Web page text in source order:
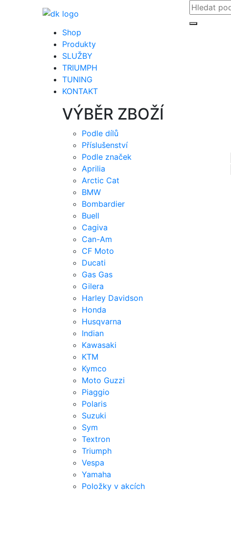
Shop
Produkty
SLUŽBY
TRIUMPH
TUNING
KONTAKT
VÝBĚR ZBOŽÍ
Podle dílů
Příslušenství
Podle značek
Aprilia
Arctic Cat
BMW
Bombardier
Buell
Cagiva
Can-Am
CF Moto
Ducati
Gas Gas
Gilera
Harley Davidson
Honda
Husqvarna
Indian
Kawasaki
KTM
Kymco
Moto Guzzi
Piaggio
Polaris
Suzuki
Sym
Textron
Triumph
Vespa
Yamaha
Položky v akcích